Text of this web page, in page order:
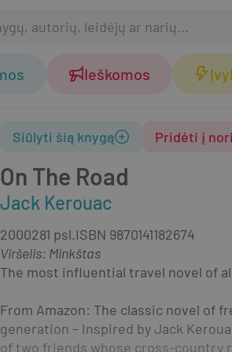
Ieškomos
On The Road
Jack Kerouac
Siūlyti šią knygą Pridėti į
2000281 psl.ISBN 9870141182674
Viršelis: Minkštas
The most influential travel novel of
From Amazon: The classic novel of
generation – Inspired by Jack
of two friends whose cross-country